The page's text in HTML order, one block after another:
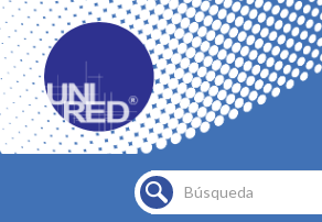
Buscar...